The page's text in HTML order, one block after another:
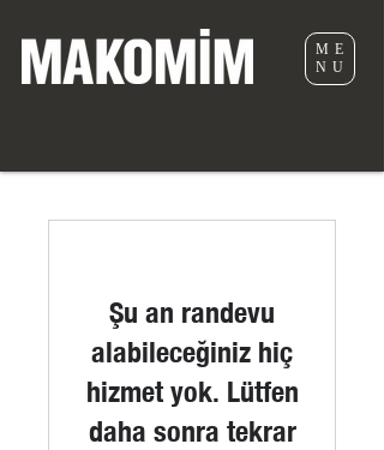
ME
NU
Şu an randevu
alabileceğiniz hiç
hizmet yok. Lütfen
daha sonra tekrar